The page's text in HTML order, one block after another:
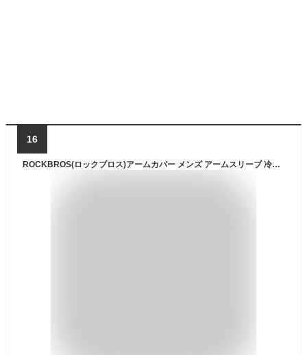
16
ROCKBROS(ロックブロス)アームカバー メンズ アームスリーブ 冷感 UPF50+ 日焼け止め 吸汗速乾 滑り止め アウトドア スポーツ 夏(ブラック、XL)